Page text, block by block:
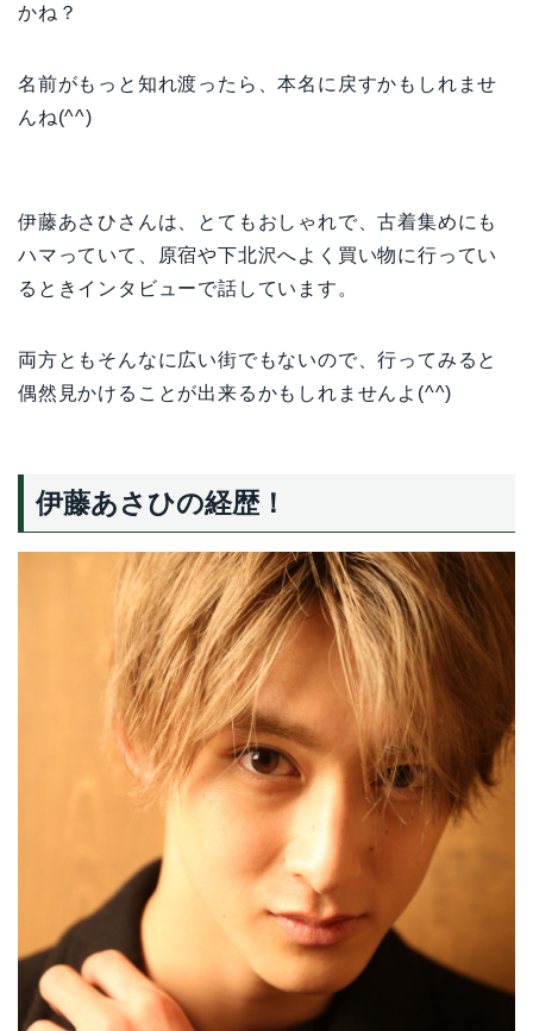
かね？
名前がもっと知れ渡ったら、本名に戻すかもしれませ
んね(^^)
伊藤あさひさんは、とてもおしゃれで、古着集めにも
ハマっていて、原宿や下北沢へよく買い物に行ってい
るときインタビューで話しています。
両方ともそんなに広い街でもないので、行ってみると
偶然見かけることが出来るかもしれませんよ(^^)
伊藤あさひの経歴！